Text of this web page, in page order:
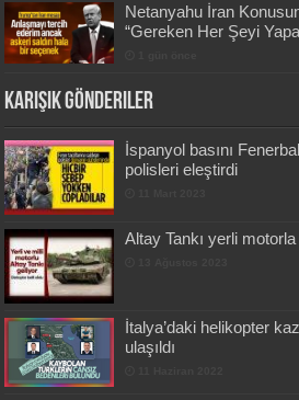
Netanyahu İran
“Gereken Her Şeyi
Karışık Gönderiler
İspanyol basını
polisleri eleştirdi
Altay Tankı yerli
İtalya’daki helikopter
ulaşıldı